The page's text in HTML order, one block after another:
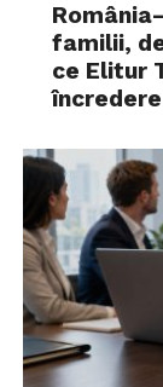
familii,
ce Elitur
încredere